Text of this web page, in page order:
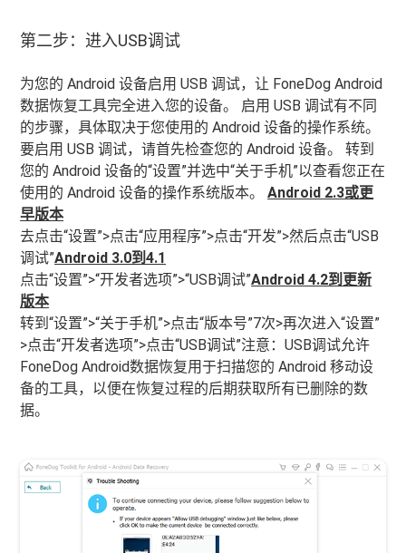
第二步：进入USB调试
为您的 Android 设备启用 USB 调试，让 FoneDog Android
数据恢复工具完全进入您的设备。 启用 USB 调试有不同
的步骤，具体取决于您使用的 Android 设备的操作系统。
要启用 USB 调试，请首先检查您的 Android 设备。 转到
您的 Android 设备的“设置”并选中“关于手机”以查看您正在
使用的 Android 设备的操作系统版本。Android 2.3或更
早版本
去点击“设置”>点击“应用程序”>点击“开发”>然后点击“USB
调试”Android 3.0到4.1
点击“设置”>“开发者选项”>“USB调试”Android 4.2到更新
版本
转到“设置”>“关于手机”>点击“版本号”7次>再次进入“设置”
>点击“开发者选项”>点击“USB调试”注意：USB调试允许
FoneDog Android数据恢复用于扫描您的 Android 移动设
备的工具，以便在恢复过程的后期获取所有已删除的数
据。